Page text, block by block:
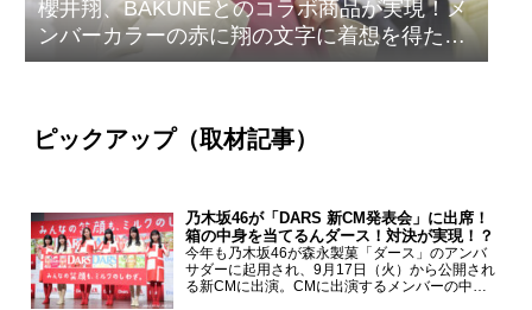
櫻井翔、BAKUNEとのコラボ商品が実現！メ
ンバーカラーの赤に翔の文字に着想を得たデ
ザイン
ピックアップ（取材記事）
乃木坂46が「DARS 新CM発表会」に出席！
箱の中身を当てるんダース！対決が実現！？
今年も乃木坂46が森永製菓「ダース」のアンバ
サダーに起用され、9月17日（火）から公開され
る新CMに出演。CMに出演するメンバーの中か